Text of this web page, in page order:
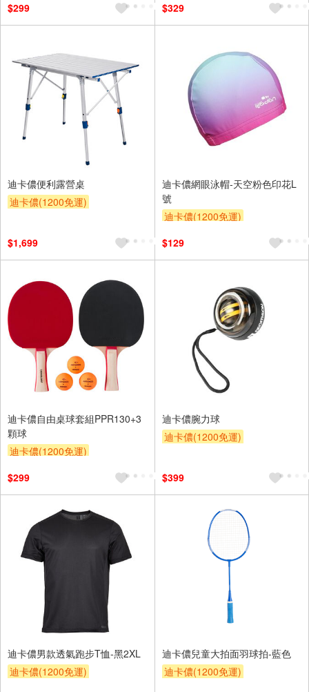
$299 $329
迪卡儂便利露營桌
迪卡儂(1200免運)
$1,699
迪卡儂網眼泳帽-天空粉色印花L
號
迪卡儂(1200免運)
$129
迪卡儂自由桌球套組PPR130+3
顆球
迪卡儂(1200免運)
$299
迪卡儂腕力球
迪卡儂(1200免運)
$399
迪卡儂男款透氣跑步T恤-黑2XL
迪卡儂(1200免運)
迪卡儂兒童大拍面羽球拍-藍色
迪卡儂(1200免運)